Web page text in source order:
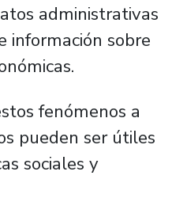
administrativas
información sobre
fenómenos a
pueden ser útiles
sociales y